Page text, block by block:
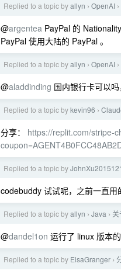
Replied to a topic byallyn › OpenAI ›
@argentea PayPal 的
PayPal 使用大陆的 PayPal 。
Replied to a topic byallyn › OpenAI ›
@aladdinding 国内银行卡可以
Replied to a topic bykevin96 ›
分享： https://replit.com/stripe-
Replied to a topic by
codebuddy 试试呢，之前一直用
Replied to a topic byallyn › Java ›
@dandel1on 运行了 linux 版本
Replied to a topic by ElsaGranger ›